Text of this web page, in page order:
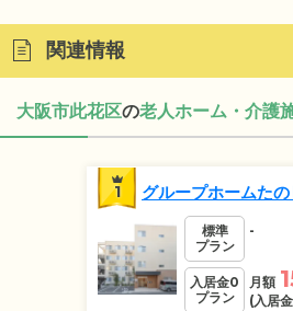
関連情報
大阪市此花区の老人ホーム・介護
1 グループホームた
標準
プラン
-
入居金0
プラン
月額
(入居金